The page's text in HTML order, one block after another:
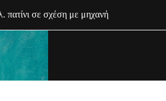
πατίνι σε σχέση με μηχανή